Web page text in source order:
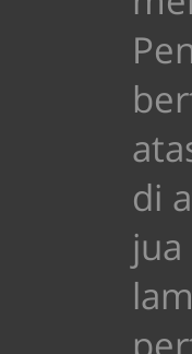
di